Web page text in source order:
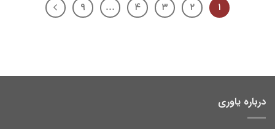
۱ ۲ ۳ ۴ … ۹
درباره یاوری